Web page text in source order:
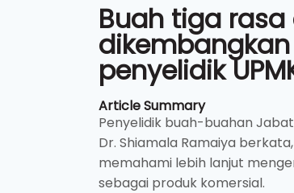
Buah tiga
penyelidik
Article Summary
Penyelidik buah-buahan
Dr. Shiamala Ramaiya
memahami lebih lanjut
sebagai produk komersial.